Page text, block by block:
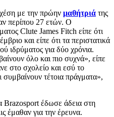
με την πρώην μαθήτριά της
περίπου 27 ετών. Ο
Clute James Fitch είπε ότι
και είπε ότι τα περιστατικά
ιδρύματος για δύο χρόνια.
όλο και πιο συχνά», είπε
στο σχολείο και εσύ το
συμβαίνουν τέτοια πράγματα»,
Brazosport έδωσε άδεια στη
έμαθαν για την έρευνα.